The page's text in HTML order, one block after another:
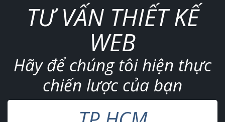
TƯ VẤN THIẾT KẾ
WEB
Hãy để chúng tôi hiện thực
chiến lược của bạn